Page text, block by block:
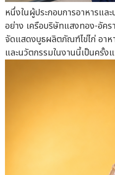
หนึ่งในผู้ประกอบการอาหารแล
อย่าง เครือบริษัทแสงทอง-อัค
จัดแสดงบูธผลิตภัณฑ์ไข่ไก่ อาห
และนวัตกรรมในงานนี้เป็นครั้ง